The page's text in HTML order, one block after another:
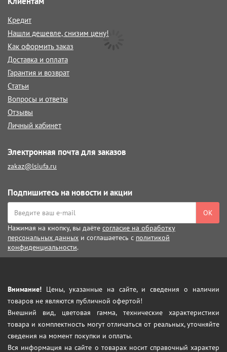
Кредит
Нашли дешевле, снизим цену!
Как оформить заказ
Доставка и оплата
Гарантия и возврат
Статьи
Вопросы и ответы
Отзывы
Личный кабинет
Электронная почта для заказов
zakaz@lsiufa.ru
Подпишитесь на новости и акции
ОК
Нажимая на кнопку, вы даёте согласие на обработку
персональных данных и соглашаетесь с политикой
конфиденциальности.
Внимание! Цены, указанные на сайте, и сведения о наличии
товаров не являются публичной офертой!
Внешний вид, цветовая гамма, технические характеристики
товара и комплектность могут отличаться от реальных, уточняйте
сведения на момент покупки и оплаты.
Вся информация на сайте о товарах носит справочный характер